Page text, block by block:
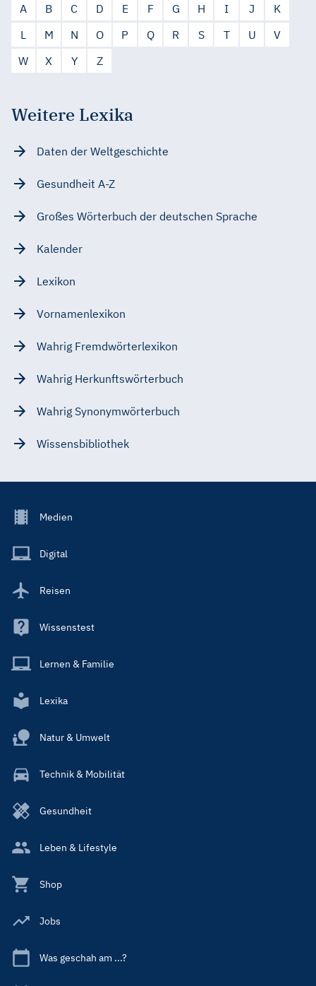
A B C D E F G H I J
K
L
M N O P Q R S T U
V
W
X Y Z
Weitere Lexika
Daten der Weltgeschichte
Gesundheit A-Z
Großes Wörterbuch der deutschen Sprache
Kalender
Lexikon
Vornamenlexikon
Wahrig Fremdwörterlexikon
Wahrig Herkunftswörterbuch
Wahrig Synonymwörterbuch
Wissensbibliothek
Footer
Main
Medien
Digital
Reisen
Wissenstest
Lernen & Familie
Lexika
Natur & Umwelt
Technik & Mobilität
Gesundheit
Leben & Lifestyle
Shop
Jobs
Was geschah am ...?